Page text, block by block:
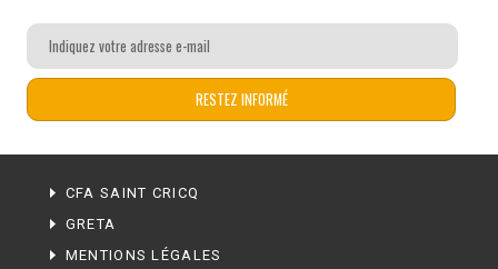
CFA SAINT CRICQ
GRETA
MENTIONS LÉGALES